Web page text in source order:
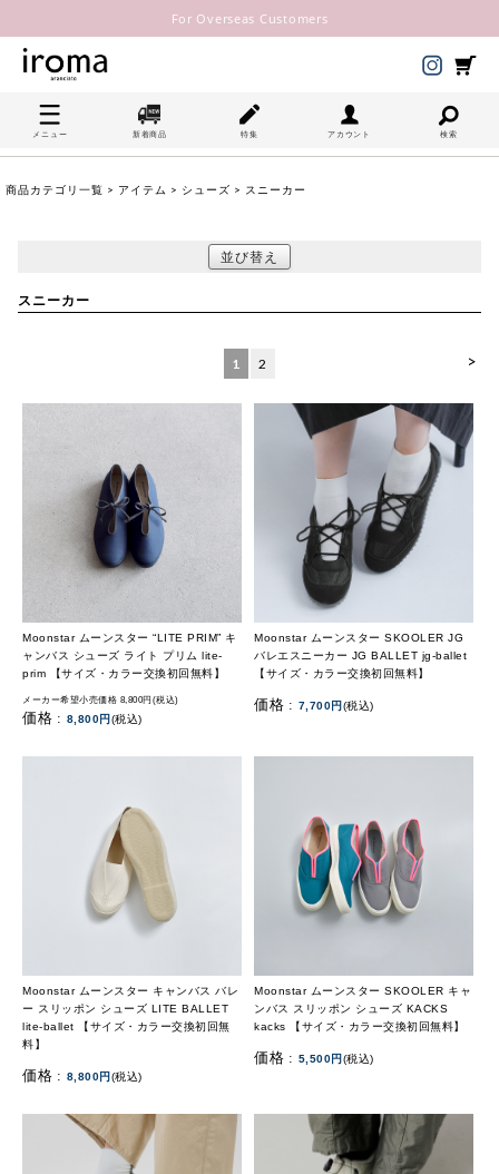
For Overseas Customers
メニュー 新着商品 特集 アカウント 検索
商品カテゴリ一覧 > アイテム > シューズ > スニーカー
並び替え
スニーカー
>
1 2
Moonstar ムーンスター “LITE PRIM” キ
ャンバス シューズ ライト プリム lite-
prim 【サイズ・カラー交換初回無料】
メーカー希望小売価格 8,800円(税込)
価格 : 8,800円(税込)
Moonstar ムーンスター SKOOLER JG
バレエスニーカー JG BALLET jg-ballet
【サイズ・カラー交換初回無料】
価格 : 7,700円(税込)
Moonstar ムーンスター キャンバス バレ
ー スリッポン シューズ LITE BALLET
lite-ballet 【サイズ・カラー交換初回無
料】
価格 : 8,800円(税込)
Moonstar ムーンスター SKOOLER キャ
ンバス スリッポン シューズ KACKS
kacks 【サイズ・カラー交換初回無料】
価格 : 5,500円(税込)